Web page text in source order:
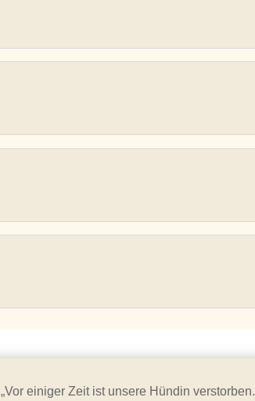
„Vor einiger Zeit ist unsere Hündin verstorben.